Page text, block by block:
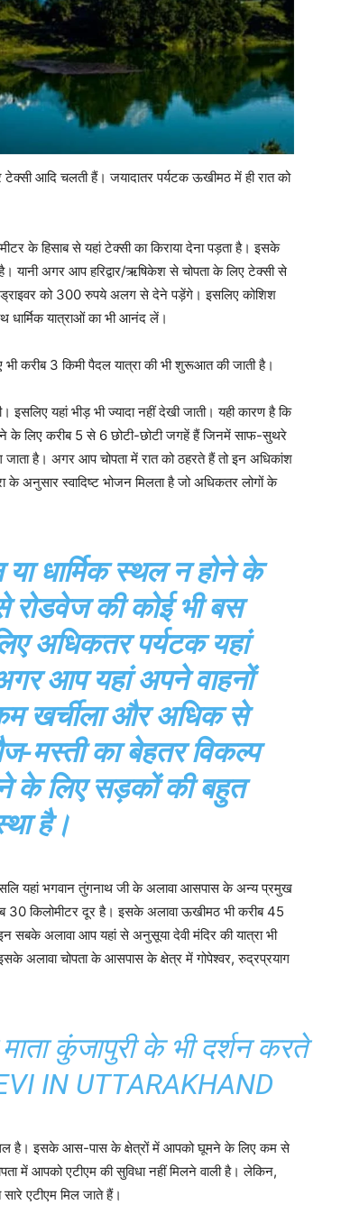
आदि चलती हैं। जयादातर पर्यटक ऊखीमठ में ही रात को
के हिसाब से यहां टेक्सी का किराया देना पड़ता है। इसके
यानी अगर आप हरिद्वार/ऋषिकेश से चोपता के लिए टेक्सी से
को 300 रुपये अलग से देने पड़ेंगे। इसलिए कोशिश
यात्राओं का भी आनंद लें।
करीब 3 किमी पैदल यात्रा की भी शुरूआत की जाती है।
इसलिए यहां भीड़ भी ज्यादा नहीं देखी जाती। यही कारण है कि
के लिए करीब 5 से 6 छोटी-छोटी जगहें हैं जिनमें साफ-सुथरे
है। अगर आप चोपता में रात को ठहरते हैं तो इन अधिकांश
के अनुसार स्वादिष्ट भोजन मिलता है जो अधिकतर लोगों के
धार्मिक स्थल न होने के
की कोई भी बस
अधिकतर पर्यटक यहां
आप यहां अपने वाहनों
खर्चीला और अधिक से
मस्ती का बेहतर विकल्प
के लिए सड़कों की बहुत
है।
यहां भगवान तुंगनाथ जी के अलावा आसपास के अन्य प्रमुख
30 किलोमीटर दूर है। इसके अलावा ऊखीमठ भी करीब 45
सबके अलावा आप यहां से अनुसूया देवी मंदिर की यात्रा भी
अलावा चोपता के आसपास के क्षेत्र में गोपेश्वर, रुद्रप्रयाग
कुंजापुरी के भी दर्शन करते
IN UTTARAKHAND
है। इसके आस-पास के क्षेत्रों में आपको घूमने के लिए कम से
में आपको एटीएम की सुविधा नहीं मिलने वाली है। लेकिन,
एटीएम मिल जाते हैं।